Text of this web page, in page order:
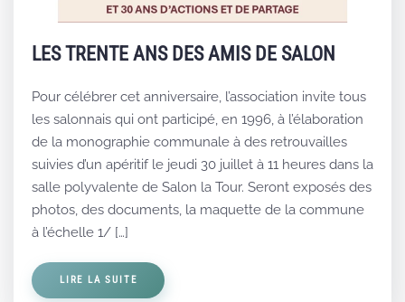
LES TRENTE ANS DES AMIS DE SALON
Pour célébrer cet anniversaire, l’association invite tous
les salonnais qui ont participé, en 1996, à l’élaboration
de la monographie communale à des retrouvailles
suivies d’un apéritif le jeudi 30 juillet à 11 heures dans la
salle polyvalente de Salon la Tour. Seront exposés des
photos, des documents, la maquette de la commune
à l’échelle 1/ […]
LIRE LA SUITE